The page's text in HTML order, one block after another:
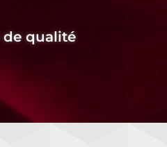
de qualité